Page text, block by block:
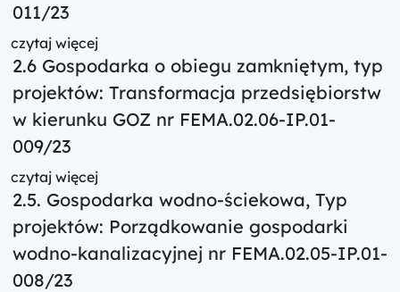
011/23
czytaj więcej
2.6 Gospodarka o obiegu zamkniętym, typ
projektów: Transformacja przedsiębiorstw
w kierunku GOZ nr FEMA.02.06-IP.01-
009/23
czytaj więcej
2.5. Gospodarka wodno-ściekowa, Typ
projektów: Porządkowanie gospodarki
wodno-kanalizacyjnej nr FEMA.02.05-IP.01-
008/23